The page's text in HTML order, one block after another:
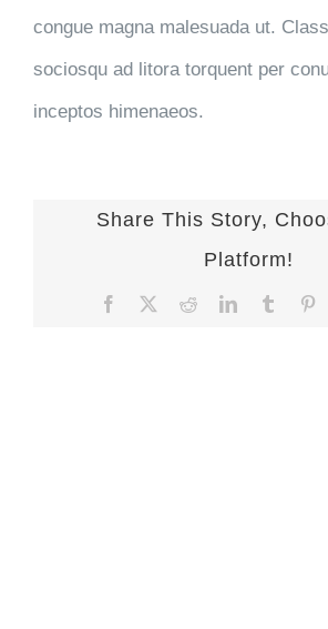
congue magna malesuada ut.
sociosqu ad litora torquent per
inceptos himenaeos.
Share This Story,
Platform!
Facebook RedditLinkedInTumblr